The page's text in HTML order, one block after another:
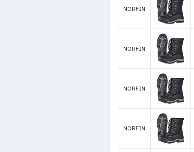
NORFIN
NORFIN
NORFIN
NORFIN